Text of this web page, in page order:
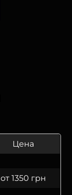
Цена
от 1350 грн